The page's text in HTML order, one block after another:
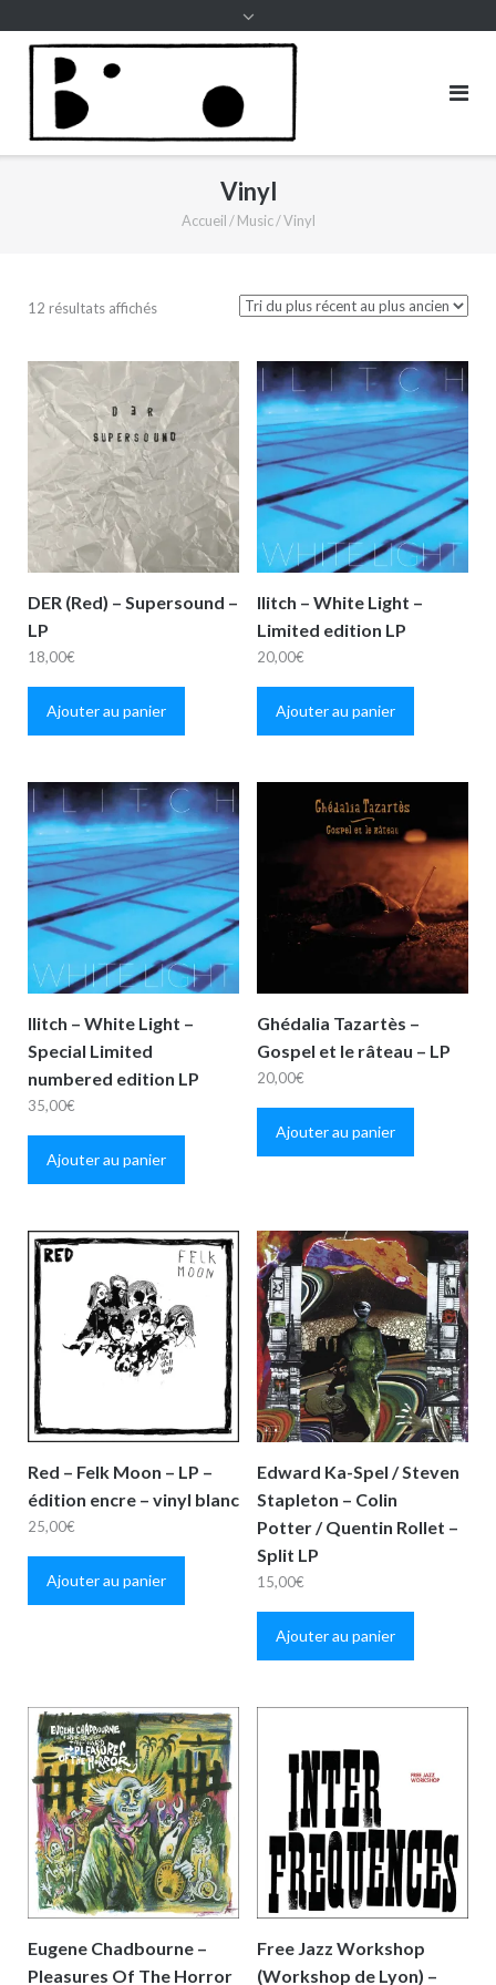
Vinyl
Accueil/Music/ Vinyl
12 résultats affichés
DER (Red) – Supersound –
LP
18,00€
Ajouter au panier
Ilitch – White Light –
Limited edition LP
20,00€
Ajouter au panier
Ilitch – White Light –
Special Limited
numbered edition LP
35,00€
Ajouter au panier
Ghédalia Tazartès –
Gospel et le râteau – LP
20,00€
Ajouter au panier
Red – Felk Moon – LP –
édition encre – vinyl blanc
25,00€
Ajouter au panier
Edward Ka-Spel / Steven
Stapleton – Colin
Potter / Quentin Rollet –
Split LP
15,00€
Ajouter au panier
Eugene Chadbourne –
Pleasures Of The Horror
Free Jazz Workshop
(Workshop de Lyon) –